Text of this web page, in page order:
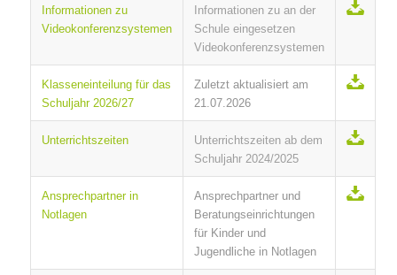
Informationen zu
Videokonferenzsystemen
Informationen zu an der
Schule eingesetzen
Videokonferenzsystemen
Klasseneinteilung für das
Schuljahr 2026/27
Zuletzt aktualisiert am
21.07.2026
Unterrichtszeiten
Unterrichtszeiten ab dem
Schuljahr 2024/2025
Ansprechpartner in
Notlagen
Ansprechpartner und
Beratungseinrichtungen
für Kinder und
Jugendliche in Notlagen